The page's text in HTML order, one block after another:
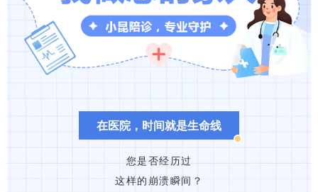
在医院，时间就是生命线
您是否经历过
这样的崩溃瞬间？